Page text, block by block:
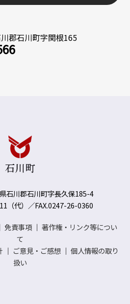
郡石川町字関根165
石川郡石川町字長久保185-4
（代）／FAX.0247-26-0360
免責事項 ｜ 著作権・リンク等につい
て
｜ ご意見・ご感想 ｜ 個人情報の取り
扱い